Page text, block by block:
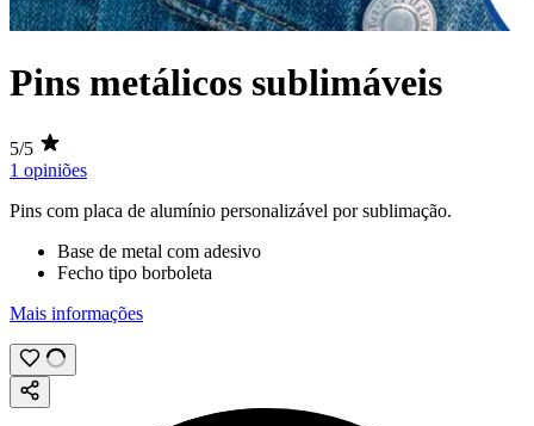
Pins metálicos sublimáveis
5/5
1 opiniões
Pins com placa de alumínio personalizável porsublimação.
Base de metal com adesivo
Fecho tipo borboleta
Mais informações